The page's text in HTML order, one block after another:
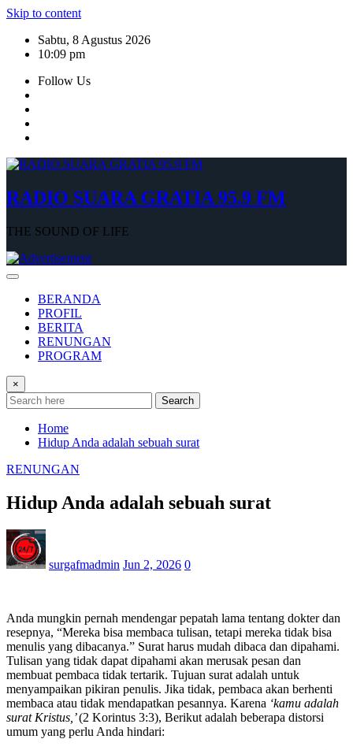
Skip to content
Sabtu, 8 Agustus 2026
10:09 pm
Follow Us
RADIO SUARA GRATIA 95.9 FM
THE SOUND OF LIFE
BERANDA
PROFIL
BERITA
RENUNGAN
PROGRAM
×
Search
Home
Hidup Anda adalah sebuah surat
RENUNGAN
Hidup Anda adalah sebuah surat
surgafmadmin Jun 2, 2026 0
Anda mungkin pernah mendengar pepatah lama tentang dokter dan
resepnya, “Mereka bisa membaca tulisan, tetapi mereka tidak bisa
menulis yang dibacanya.” Surat harus mudah dibaca dan dipahami.
Tulisan yang tidak dapat dipahami akan merusak pesan dan
membuat pembaca tidak tertarik. Tujuan surat adalah untuk
menyampaikan pikiran penulis. Jika tidak, pembaca akan berhenti
membaca atau tidak mendapatkan pesannya. Karena ‘kamu adalah
surat Kristus,’(2 Korintus 3:3), Berikut adalah beberapa distorsi
umum yang perlu Anda hindari: